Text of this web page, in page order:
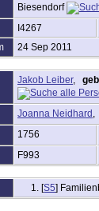
Biesendorf
I4267
24 Sep 2011
Jakob Leiber,
Joanna Neidhard
1756
F993
[S5]